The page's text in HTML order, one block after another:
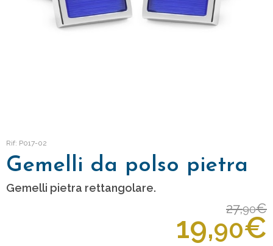
Rif: P017-02
Gemelli da polso pietra
Gemelli pietra rettangolare.
27,90€
19,90€